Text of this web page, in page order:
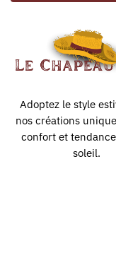
Adoptez le style
nos créations
confort et
soleil.